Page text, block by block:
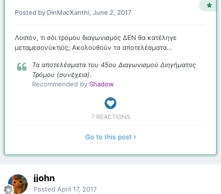
Posted by DinMacXanthi, June 2, 2017
Λοιπόν, τι σόι τρόμου διαγωνισμός ΔΕΝ θα κατέληγε
μεταμεσονύκτιος; Ακολουθούν τα αποτελέσματα...
Τα αποτελέσματα του 45ου Διαγωνισμού Διηγήματος
Τρόμου (συνέχεια).
Recommended by Shadow
7 REACTIONS
Go to this post
jjohn
Posted April 17, 2017